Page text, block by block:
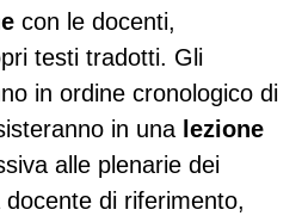
con le docenti,
testi tradotti. Gli
in ordine cronologico di
in una lezione
alle plenarie dei
di riferimento,